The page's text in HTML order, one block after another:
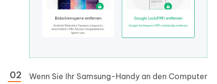
Wenn Sie Ihr Samsung-Handy an den Computer